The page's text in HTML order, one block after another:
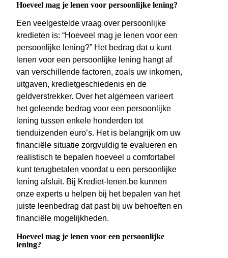
Hoeveel mag je lenen voor persoonlijke lening?
Een veelgestelde vraag over persoonlijke
kredieten is: “Hoeveel mag je lenen voor een
persoonlijke lening?” Het bedrag dat u kunt
lenen voor een persoonlijke lening hangt af
van verschillende factoren, zoals uw inkomen,
uitgaven, kredietgeschiedenis en de
geldverstrekker. Over het algemeen varieert
het geleende bedrag voor een persoonlijke
lening tussen enkele honderden tot
tienduizenden euro’s. Het is belangrijk om uw
financiële situatie zorgvuldig te evalueren en
realistisch te bepalen hoeveel u comfortabel
kunt terugbetalen voordat u een persoonlijke
lening afsluit. Bij Krediet-lenen.be kunnen
onze experts u helpen bij het bepalen van het
juiste leenbedrag dat past bij uw behoeften en
financiële mogelijkheden.
Hoeveel mag je lenen voor een persoonlijke
lening?